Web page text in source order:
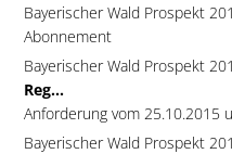
Bayerischer Wald Prospekt
Abonnement
Bayerischer Wald Prospekt
Reg...
Anforderung vom 25.10.2015
Bayerischer Wald Prospekt